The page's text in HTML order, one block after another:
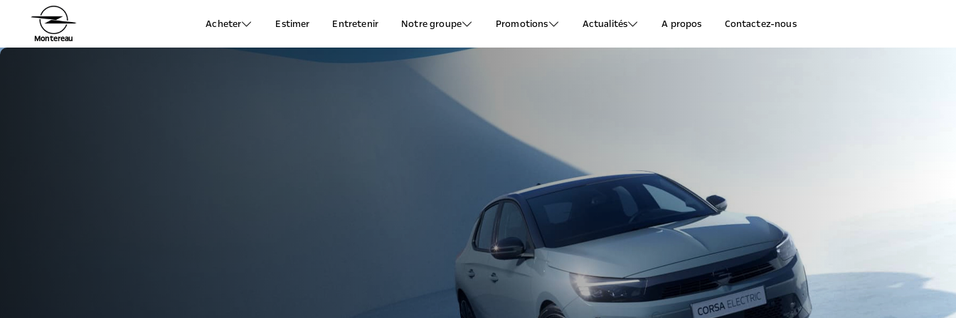
Montereau
Acheter Estimer Entretenir Notre groupe Promotions Actualités Contactez-nous
A propos